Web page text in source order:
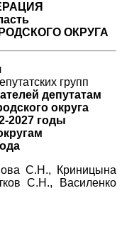
ОКРУГА
групп
депутатам
округа
2027 годы
С.Н., Криницына
С.Н., Василенко